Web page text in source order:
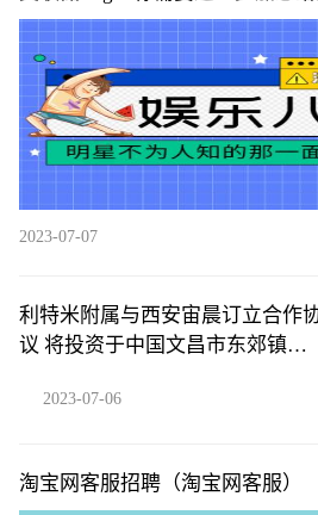
2023-07-07
利特米附属与西安宙晨订立合作
议 将投资于中国文昌市东郊镇码
2023-07-06
淘宝网客服招聘（淘宝网客服）